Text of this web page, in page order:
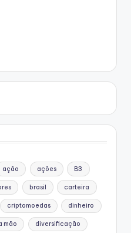
ação ações B3
brasil carteira
criptomoedas dinheiro
mão diversificação